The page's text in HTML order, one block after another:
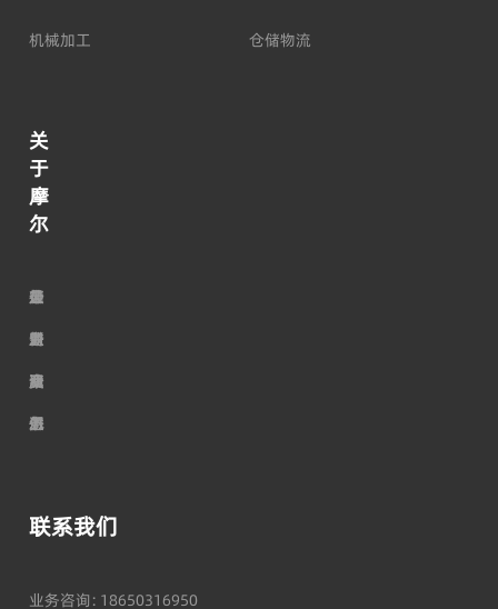
机械加工 仓储物流
关
于
摩
尔
走
进
摩
尔
荣
誉
资
质
公
司
服
务
最
新
动
态
行
业
资
讯
加
入
我
们
联系我们
业务咨询：18650316950